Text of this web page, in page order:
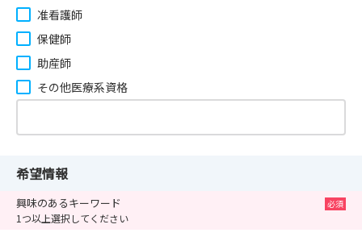
准看護師
保健師
助産師
その他医療系資格
希望情報
興味のあるキーワード
1つ以上選択してください